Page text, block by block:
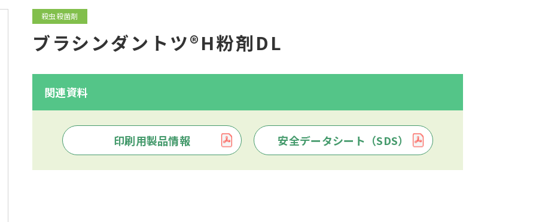
殺虫殺菌剤
ブラシンダントツ®H粉剤DL
関連資料
印刷用製品情報 安全データシート（SDS）